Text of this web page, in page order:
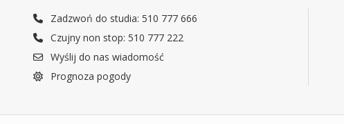
Zadzwoń do studia: 510 777 666
Czujny non stop: 510 777 222
Wyślij do nas wiadomość
Prognoza pogody